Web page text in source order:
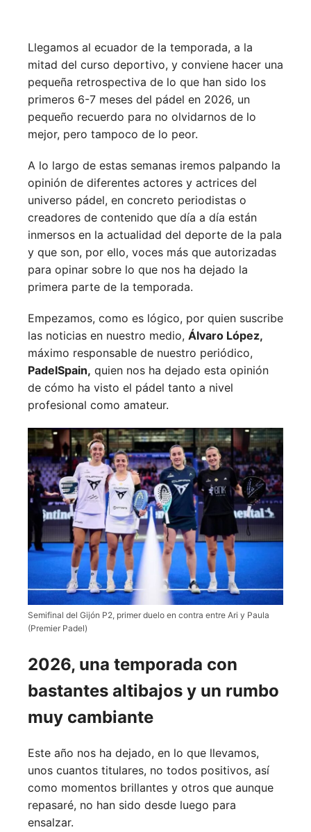
Llegamos al ecuador de la temporada, a la
mitad del curso deportivo, y conviene hacer una
pequeña retrospectiva de lo que han sido los
primeros 6-7 meses del pádel en 2026, un
pequeño recuerdo para no olvidarnos de lo
mejor, pero tampoco de lo peor.
A lo largo de estas semanas iremos palpando la
opinión de diferentes actores y actrices del
universo pádel, en concreto periodistas o
creadores de contenido que día a día están
inmersos en la actualidad del deporte de la pala
y que son, por ello, voces más que autorizadas
para opinar sobre lo que nos ha dejado la
primera parte de la temporada.
Empezamos, como es lógico, por quien suscribe
las noticias en nuestro medio, Álvaro López,
máximo responsable de nuestro periódico,
PadelSpain, quien nos ha dejado esta opinión
de cómo ha visto el pádel tanto a nivel
profesional como amateur.
Semifinal del Gijón P2, primer duelo en contra entre Ari y Paula
(Premier Padel)
2026, una temporada con
bastantes altibajos y un rumbo
muy cambiante
Este año nos ha dejado, en lo que llevamos,
unos cuantos titulares, no todos positivos, así
como momentos brillantes y otros que aunque
repasaré, no han sido desde luego para
ensalzar.